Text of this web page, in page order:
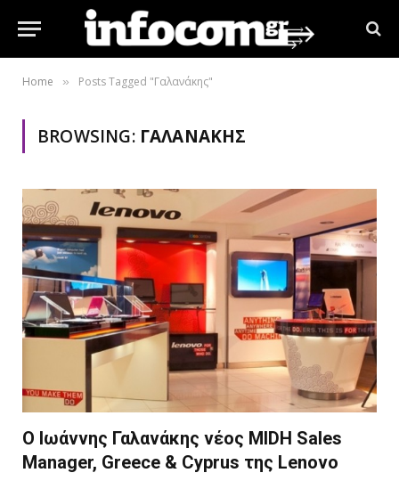
Home » Posts Tagged "Γαλανάκης"
BROWSING: ΓΑΛΑΝΆΚΗΣ
Ο Ιωάννης Γαλανάκης νέος MIDH Sales
Manager, Greece & Cyprus της Lenovo